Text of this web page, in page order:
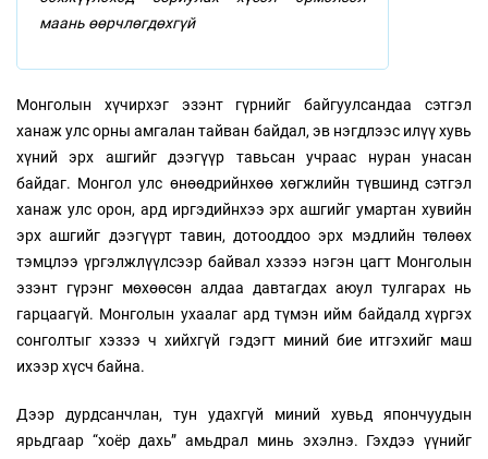
маань өөрчлөгдөхгүй
Монголын хүчирхэг эзэнт гүрнийг байгуулсандаа сэтгэл
ханаж улс орны амгалан тайван байдал, эв нэгдлээс илүү хувь
хүний эрх ашгийг дээгүүр тавьсан учраас нуран унасан
байдаг. Монгол улс өнөөдрийнхөө хөгжлийн түвшинд сэтгэл
ханаж улс орон, ард иргэдийнхээ эрх ашгийг умартан хувийн
эрх ашгийг дээгүүрт тавин, дотооддоо эрх мэдлийн төлөөх
тэмцлээ үргэлжлүүлсээр байвал хэзээ нэгэн цагт Монголын
эзэнт гүрэнг мөхөөсөн алдаа давтагдах аюул тулгарах нь
гарцаагүй. Монголын ухаалаг ард түмэн ийм байдалд хүргэх
сонголтыг хэзээ ч хийхгүй гэдэгт миний бие итгэхийг маш
ихээр хүсч байна.
Дээр дурдсанчлан, тун удахгүй миний хувьд япончуудын
ярьдгаар “хоёр дахь” амьдрал минь эхэлнэ. Гэхдээ үүнийг